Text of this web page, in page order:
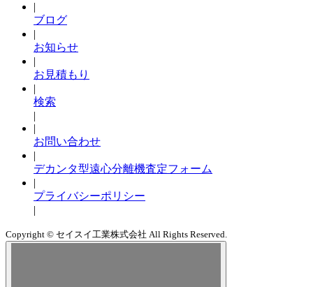
|
ブログ
|
お知らせ
|
お見積もり
|
検索
|
|
お問い合わせ
|
デカンタ型遠心分離機査定フォーム
|
プライバシーポリシー
|
Copyright © セイスイ工業株式会社 All Rights Reserved.